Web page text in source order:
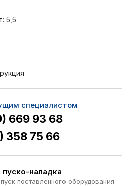
5,5
специалистом
669 93 68
358 75 66
наладка
поставленного оборудования